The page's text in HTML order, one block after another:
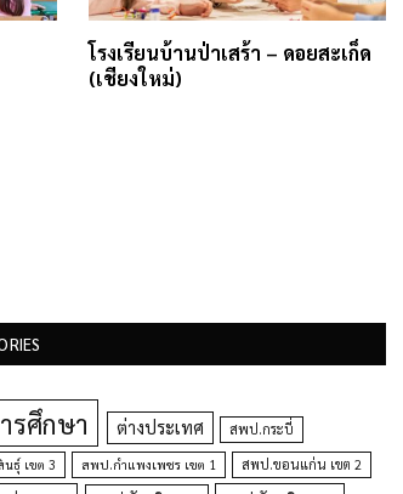
โรงเรียนบ้านป่าเสร้า – ดอยสะเก็ด
(เชียงใหม่)
รศึกษา ต่างประเทศ สพป.กระบี่
ธุ์ เขต 3 สพป.กำแพงเพชร เขต 1 สพป.ขอนแก่น เขต 2